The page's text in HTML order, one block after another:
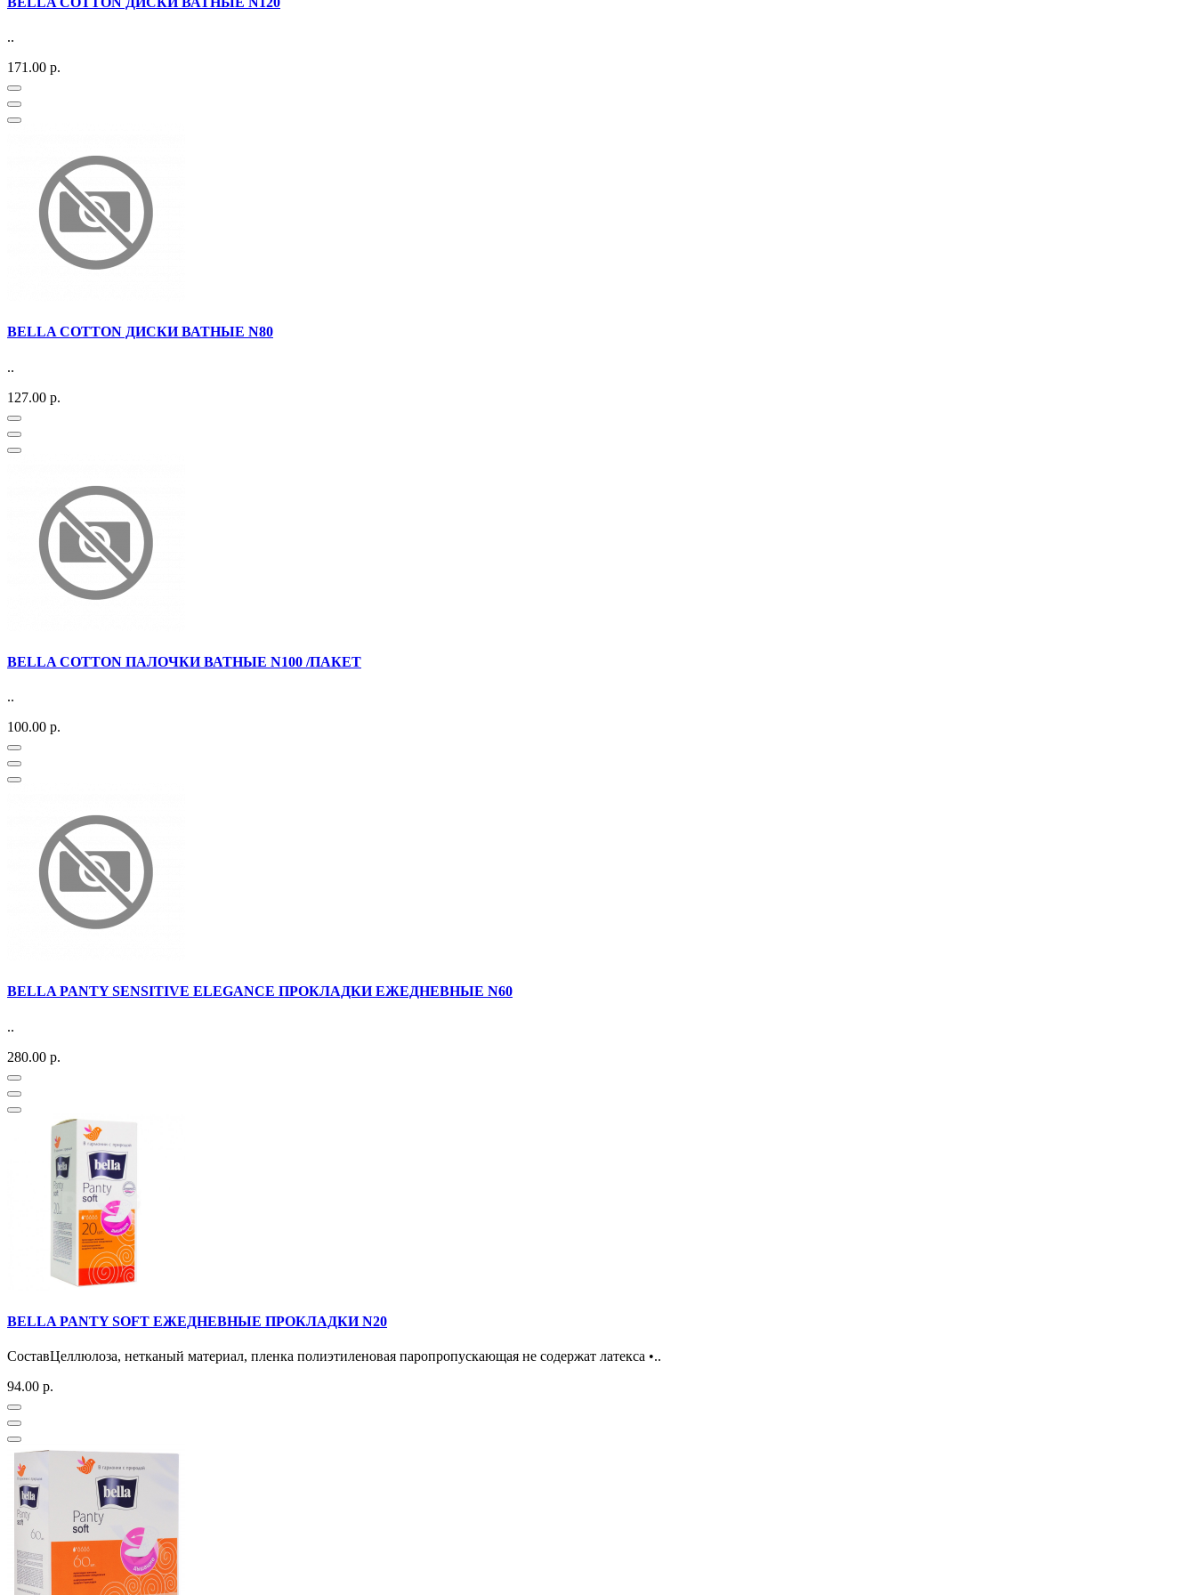
..
171.00 р.
BELLA COTTON ДИСКИ ВАТНЫЕ N80
..
127.00 р.
BELLA COTTON ПАЛОЧКИ ВАТНЫЕ N100 /ПАКЕТ
..
100.00 р.
BELLA PANTY SENSITIVE ELEGANCE ПРОКЛАДКИ ЕЖЕДНЕВНЫЕ N60
..
280.00 р.
BELLA PANTY SOFT ЕЖЕДНЕВНЫЕ ПРОКЛАДКИ N20
СоставЦеллюлоза, нетканый материал, пленка полиэтиленовая паропропускающая не содержат латекса •..
94.00 р.